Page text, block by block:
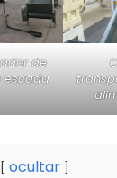
de
escada
ocultar